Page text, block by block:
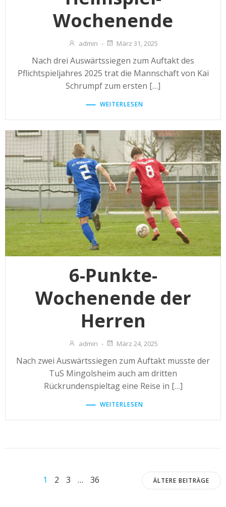
Wochenende
admin - März 31, 2025
Nach drei Auswärtssiegen zum Auftakt des
Pflichtspieljahres 2025 trat die Mannschaft von Kai
Schrumpf zum ersten […]
WEITERLESEN
6-Punkte-
Wochenende der
Herren
admin - März 24, 2025
Nach zwei Auswärtssiegen zum Auftakt musste der
TuS Mingolsheim auch am dritten
Rückrundenspieltag eine Reise in […]
WEITERLESEN
Posts
Page
1 Page
2 Page
3 … Page
36
Posts
ÄLTERE BEITRÄGE